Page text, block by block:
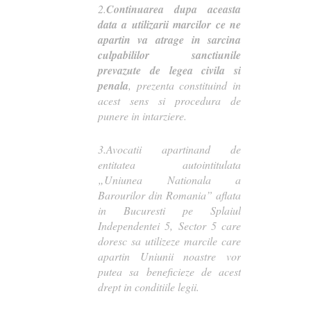
2.Continuarea dupa aceasta
data a utilizarii marcilor ce ne
apartin va atrage in sarcina
culpabililor sanctiunile
prevazute de legea civila si
penala, prezenta constituind in
acest sens si procedura de
punere in intarziere.
3.Avocatii apartinand de
entitatea autointitulata
„Uniunea Nationala a
Barourilor din Romania” aflata
in Bucuresti pe Splaiul
Independentei 5, Sector 5 care
doresc sa utilizeze marcile care
apartin Uniunii noastre vor
putea sa beneficieze de acest
drept in conditiile legii.